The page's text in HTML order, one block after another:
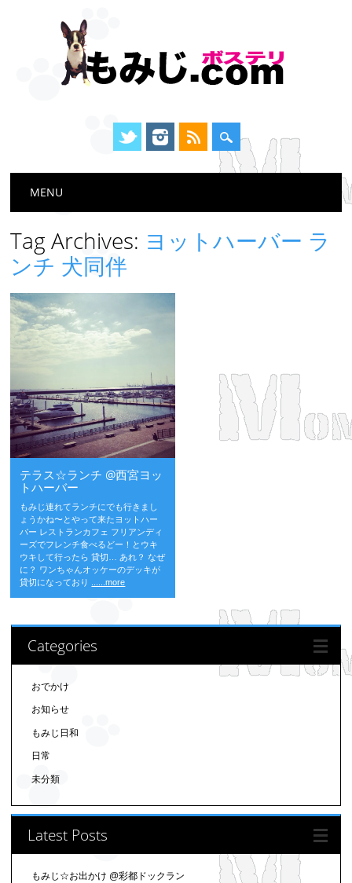
Main menu
MENU
Tag Archives: ヨットハーバー ラ
ンチ 犬同伴
テラス☆ランチ @西宮ヨッ
トハーバー
もみじ連れてランチにでも行きまし
ょうかね〜とやって来たヨットハー
バー レストランカフェ フリアンディ
ーズでフレンチ食べるどー！とウキ
ウキして行ったら 貸切… あれ？ なぜ
に？ ワンちゃんオッケーのデッキが
貸切になっており
......more
Categories
おでかけ
お知らせ
もみじ日和
日常
未分類
Latest Posts
もみじ☆お出かけ @彩都ドックラン